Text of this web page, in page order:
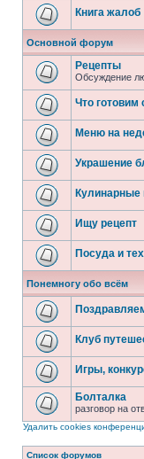
Книга жалоб
Основной форум
Рецепты
Обсуждение
Что готовим
Меню на
Украшение
Кулинарные
Ищу рецепт
Посуда и
Понемногу обо всём
Клуб
Игры,
Болталка
разговор на
Удалить cookies
Список форумов